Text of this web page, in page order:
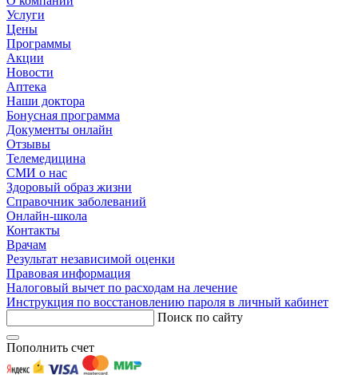
Услуги
Цены
Программы
Акции
Новости
Аптека
Наши доктора
Бонусная программа
Документы онлайн
Отзывы
Телемедицина
СМИ о нас
Здоровый образ жизни
Справочник заболеваний
Онлайн-школа
Контакты
Врачам
Результат независимой оценки
Правовая информация
Налоговый вычет по расходам на лечение
Инструкция по восстановлению пароля в личный кабинет
Поиск по сайту
Пополнить счет